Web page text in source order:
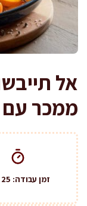
אל
ממכר עם
זמן עבודה: 25 דק'